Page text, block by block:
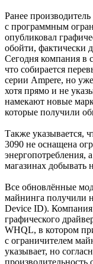
Ранее
с программным
опубликовал
обойти, фактически
Сегодня компания в
что собирается
серии Ampere, но
хотя прямо и не
намекают новые
которые получили
Также указывается,
3090 не оснащена
энергопотребления,
магазинах добывать
Все обновлённые
майнинга получили
Device ID).
графического
WHQL, в котором
с ограничителем
указывает, но